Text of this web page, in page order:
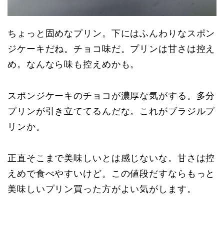
ちょっと固めなプリン。下にはふんわりなスポン
ジケーキだね。チョコ味だ。プリンは甘さは控え
め。なんなら味も控えめかも。
スポンジケーキのチョコが濃厚な気がする。多分
プリンが引き立ててるんだな。これがブラジルプ
リンか。
正直そこまで美味しいとは感じないな。甘さは控
えめで食べやすいけど。この値段だすならもっと
美味しいプリン買った方がよい気がします。